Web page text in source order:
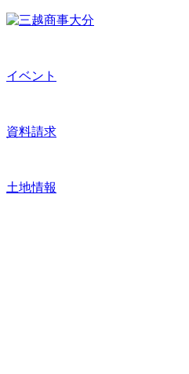
イベント
資料請求
土地情報